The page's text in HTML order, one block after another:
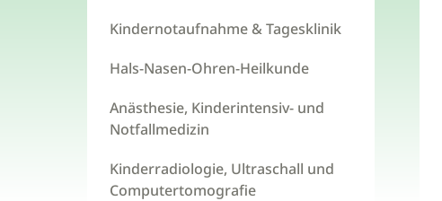
Kindernotaufnahme & Tagesklinik
Hals-Nasen-Ohren-Heilkunde
Anästhesie, Kinderintensiv- und
Notfallmedizin
Kinderradiologie, Ultraschall und
Computertomografie